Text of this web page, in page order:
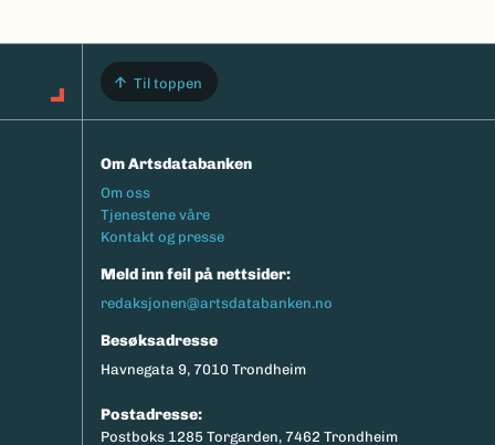
Til toppen
Om Artsdatabanken
Footermeny
Om oss
Tjenestene våre
Kontakt og presse
Meld inn feil på nettsider:
redaksjonen@artsdatabanken.no
Besøksadresse
Havnegata 9, 7010 Trondheim
Postadresse:
Postboks 1285 Torgarden, 7462 Trondheim